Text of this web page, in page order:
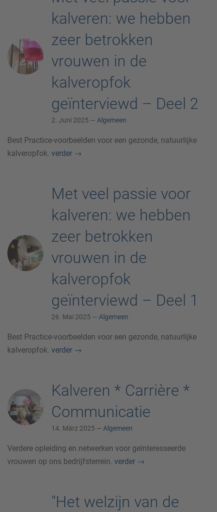
kalveren: we hebben
zeer betrokken
vrouwen in de
kalveropfok
geïnterviewd – Deel 2
2. Juni 2025 — Algemeen
Best Practice-voorbeelden voor een gezonde, natuurlijke
kalveropfok. verder →
Met veel passie voor
kalveren: we hebben
zeer betrokken
vrouwen in de
kalveropfok
geïnterviewd – Deel 1
26. Mai 2025 — Algemeen
Best Practice-voorbeelden voor een gezonde, natuurlijke
kalveropfok. verder →
Kalveren * Carrière *
Communicatie
14. März 2025 — Algemeen
Verdere opleiding en netwerken voor geïnteresseerde
vrouwen op ons bedrijfsterrein. verder →
"Het welzijn van de